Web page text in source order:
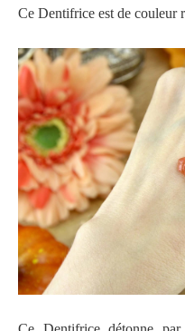
Ce Dentifrice est de couleur